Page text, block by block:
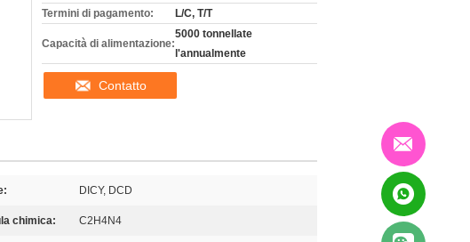
Termini di pagamento:
L/C, T/T
Capacità di alimentazione:
5000 tonnellate
l'annualmente
Contatto
DICY, DCD
chimica: C2H4N4